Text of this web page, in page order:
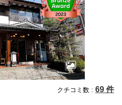
クチコミ数 : 69 件